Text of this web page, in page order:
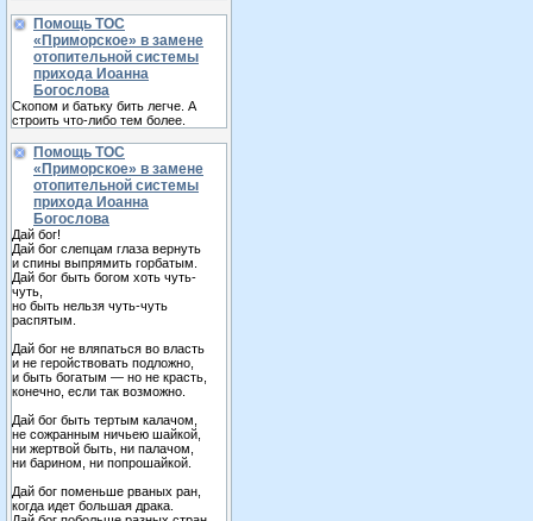
Помощь ТОС
«Приморское» в замене
отопительной системы
прихода Иоанна
Богослова
Скопом и батьку бить легче. А
строить что-либо тем более.
Помощь ТОС
«Приморское» в замене
отопительной системы
прихода Иоанна
Богослова
Дай бог!
Дай бог слепцам глаза вернуть
и спины выпрямить горбатым.
Дай бог быть богом хоть чуть-
чуть,
но быть нельзя чуть-чуть
распятым.
Дай бог не вляпаться во власть
и не геройствовать подложно,
и быть богатым — но не красть,
конечно, если так возможно.
Дай бог быть тертым калачом,
не сожранным ничьею шайкой,
ни жертвой быть, ни палачом,
ни барином, ни попрошайкой.
Дай бог поменьше рваных ран,
когда идет большая драка.